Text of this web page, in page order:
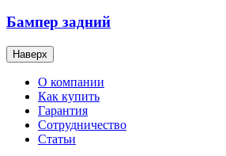
Бампер задний
Наверх
О компании
Как купить
Гарантия
Сотрудничество
Статьи